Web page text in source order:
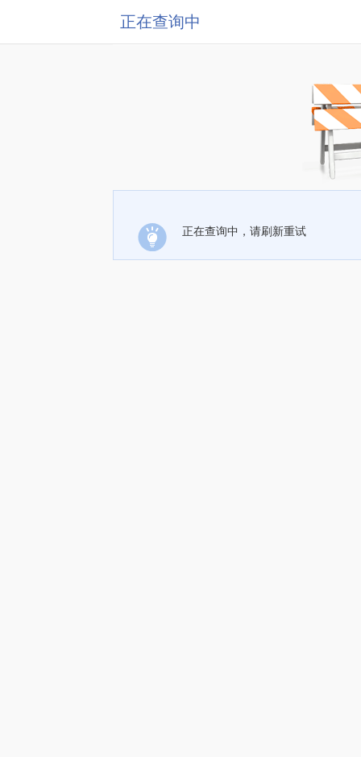
正在查询中
正在查询中，请刷新重试